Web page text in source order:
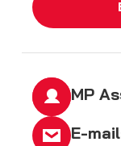
MP
E-